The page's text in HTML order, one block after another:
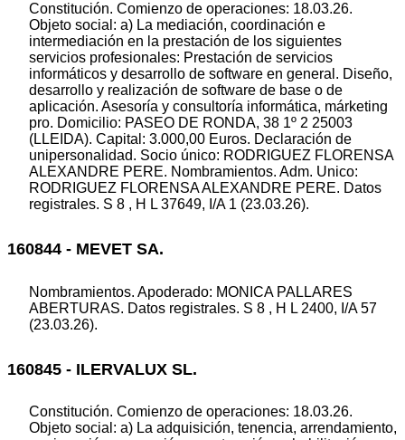
Constitución. Comienzo de operaciones: 18.03.26.
Objeto social: a) La mediación, coordinación e
intermediación en la prestación de los siguientes
servicios profesionales: Prestación de servicios
informáticos y desarrollo de software en general. Diseño,
desarrollo y realización de software de base o de
aplicación. Asesoría y consultoría informática, márketing
pro. Domicilio: PASEO DE RONDA, 38 1º 2 25003
(LLEIDA). Capital: 3.000,00 Euros. Declaración de
unipersonalidad. Socio único: RODRIGUEZ FLORENSA
ALEXANDRE PERE. Nombramientos. Adm. Unico:
RODRIGUEZ FLORENSA ALEXANDRE PERE. Datos
registrales. S 8 , H L 37649, I/A 1 (23.03.26).
160844 - MEVET SA.
Nombramientos. Apoderado: MONICA PALLARES
ABERTURAS. Datos registrales. S 8 , H L 2400, I/A 57
(23.03.26).
160845 - ILERVALUX SL.
Constitución. Comienzo de operaciones: 18.03.26.
Objeto social: a) La adquisición, tenencia, arrendamiento,